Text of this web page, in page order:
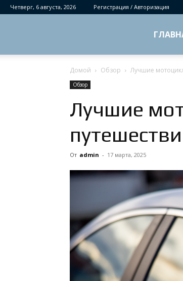
Четверг, 6 августа, 2026 Регистрация / Авторизация
Домой Обзор Лучшие
Обзор
Лучшие
От admin - 17 марта, 2025